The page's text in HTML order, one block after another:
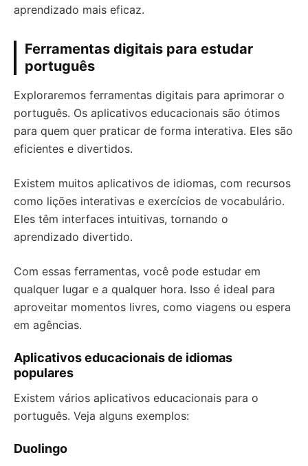
aprendizado mais eficaz.
Ferramentas digitais para estudar
português
Exploraremos ferramentas digitais para aprimorar o
português. Os aplicativos educacionais são ótimos
para quem quer praticar de forma interativa. Eles são
eficientes e divertidos.
Existem muitos aplicativos de idiomas, com recursos
como lições interativas e exercícios de vocabulário.
Eles têm interfaces intuitivas, tornando o
aprendizado divertido.
Com essas ferramentas, você pode estudar em
qualquer lugar e a qualquer hora. Isso é ideal para
aproveitar momentos livres, como viagens ou espera
em agências.
Aplicativos educacionais de idiomas
populares
Existem vários aplicativos educacionais para o
português. Veja alguns exemplos:
Duolingo